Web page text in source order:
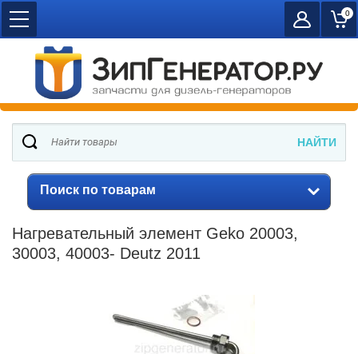
0
Поиск по товарам
Нагревательный элемент Geko 20003,
30003, 40003- Deutz 2011